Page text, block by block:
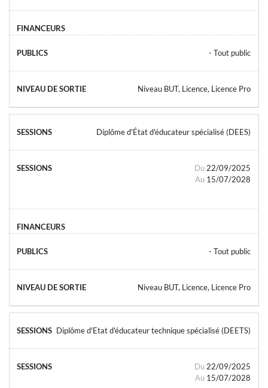
- Tout public
Niveau BUT, Licence, Licence Pro
Diplôme d'État d'éducateur spécialisé (DEES)
Du 22/09/2025
Au 15/07/2028
- Tout public
Niveau BUT, Licence, Licence Pro
Diplôme d'Etat d'éducateur technique spécialisé (DEETS)
Du 22/09/2025
Au 15/07/2028